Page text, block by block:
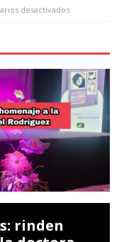
desactivados
rinden